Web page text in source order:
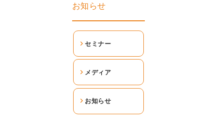
お知らせ
セミナー
メディア
お知らせ